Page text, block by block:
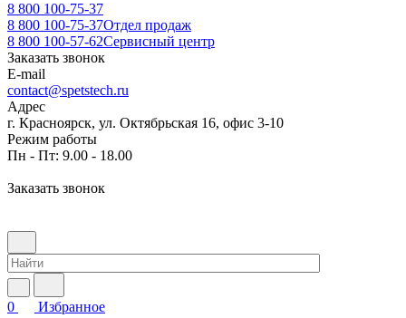
8 800 100-75-37
8 800 100-75-37Отдел продаж
8 800 100-57-62Сервисный центр
Заказать звонок
E-mail
contact@spetstech.ru
Адрес
г. Красноярск, ул. Октябрьская 16, офис 3-10
Режим работы
Пн - Пт: 9.00 - 18.00
Заказать звонок
0
Избранное